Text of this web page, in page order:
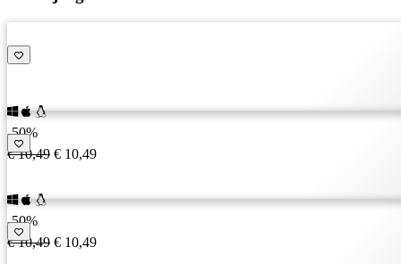
JA
KO
NL
PL
PT
RO
SR
SV
TH
-50%
€ 10,49 € 10,49
-50%
€ 10,49 € 10,49